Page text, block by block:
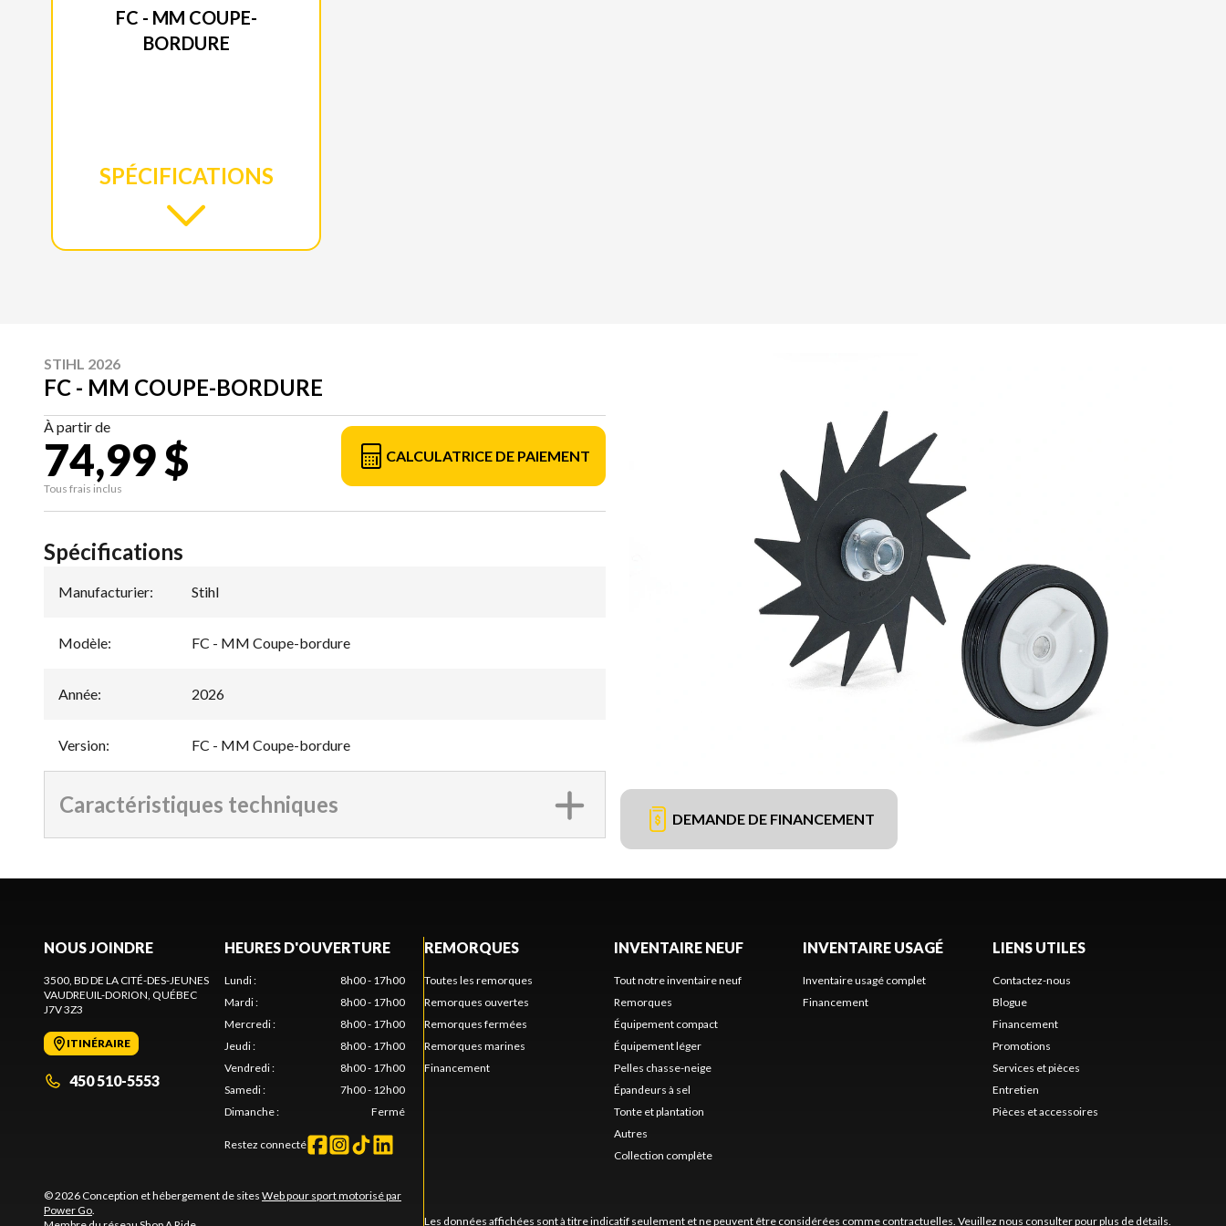
FC - MM COUPE-
BORDURE
SPÉCIFICATIONS
STIHL 2026
FC - MM COUPE-BORDURE
À partir de
74,99 $
Tous frais inclus
CALCULATRICE DE PAIEMENT
DEMANDE DE FINANCEMENT
Spécifications
Manufacturier: Stihl
Modèle: FC - MM Coupe-bordure
Année: 2026
Version: FC - MM Coupe-bordure
Caractéristiques techniques
NOUS JOINDRE
3500, BD DE LA CITÉ-DES-JEUNES
VAUDREUIL-DORION, QUÉBEC
J7V 3Z3
ITINÉRAIRE
450 510-5553
HEURES D'OUVERTURE
Lundi:
8h00 - 17h00
Mardi:
8h00 - 17h00
Mercredi:
8h00 - 17h00
Jeudi:
8h00 - 17h00
Vendredi:
8h00 - 17h00
Samedi:
7h00 - 12h00
Dimanche: Fermé
Restez connecté
© 2026 Conception et hébergement de sites Web pour sport motorisé par
Power Go.
REMORQUES
Toutes les remorques
Remorques ouvertes
Remorques fermées
Remorques marines
Financement
INVENTAIRE NEUF
Tout notre inventaire neuf
Remorques
Équipement compact
Équipement léger
Pelles chasse-neige
Épandeurs à sel
Tonte et plantation
Autres
Collection complète
INVENTAIRE USAGÉ
Inventaire usagé complet
Financement
LIENS UTILES
Contactez-nous
Blogue
Financement
Promotions
Services et pièces
Entretien
Pièces et accessoires
Les données affichées sont à titre indicatif seulement et ne peuvent être considérées comme contractuelles. Veuillez nous consulter pour plus de détails.